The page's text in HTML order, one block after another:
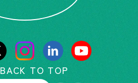
BACK TO TOP